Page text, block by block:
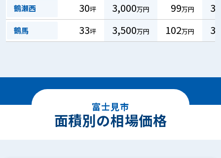
鶴瀬西 30坪 3,000万円 99万円 30
鶴馬 33坪 3,500万円 102万円 31
富士見市
面積別の相場価格